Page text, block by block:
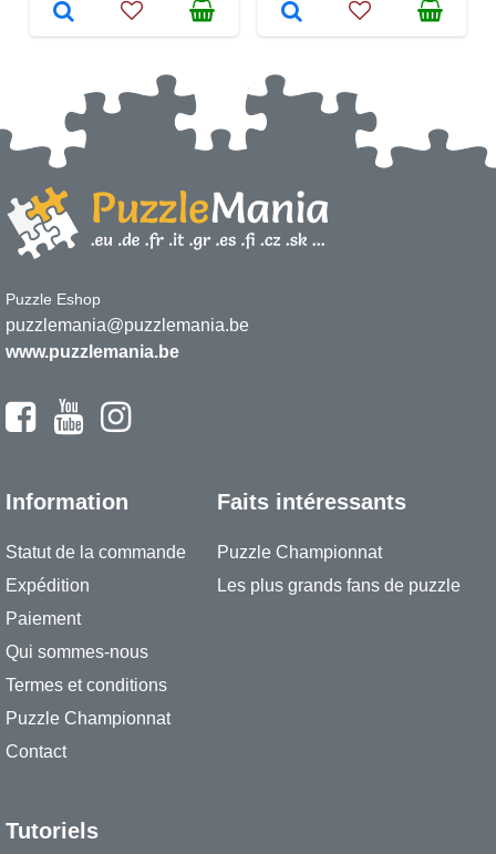
Puzzle Eshop
puzzlemania@puzzlemania.be
www.puzzlemania.be
Information
Statut de la commande
Expédition
Paiement
Qui sommes-nous
Termes et conditions
Puzzle Championnat
Contact
Faits intéressants
Puzzle Championnat
Les plus grands fans de puzzle
Tutoriels